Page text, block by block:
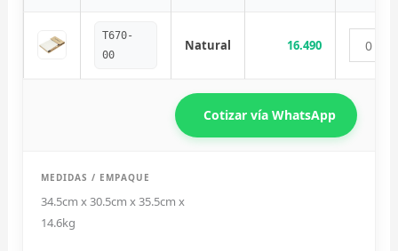
T670-
00
Natural 16.490
Cotizar vía WhatsApp
MEDIDAS / EMPAQUE
34.5cm x 30.5cm x 35.5cm x
14.6kg